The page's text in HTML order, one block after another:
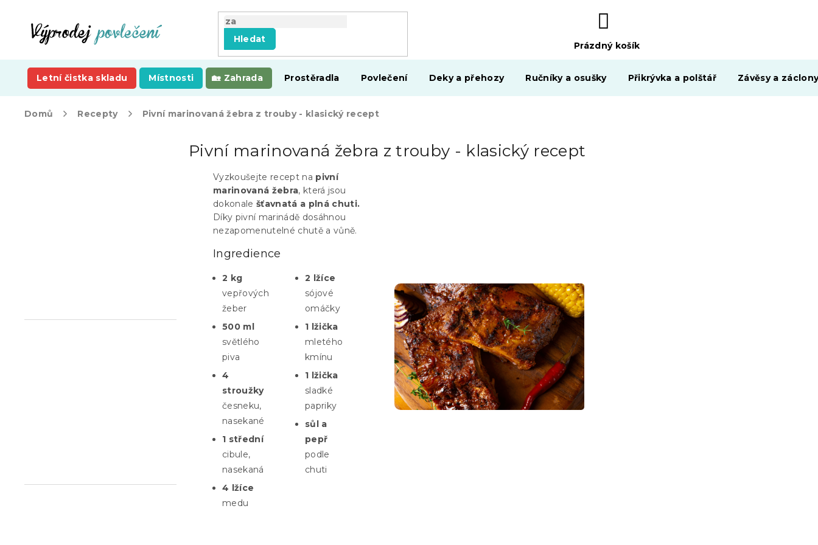
Hledat
NÁKUPNÍ
KOŠÍK
Prázdný košík
Letní čistka skladu Místnosti Zahrada Prostěradla Povlečení Deky a přehozy Ručníky a osušky Přikrývka a polštář Závěsy a
Domů Recepty Pivní marinovaná žebra z trouby - klasický recept
Pivní marinovaná žebra z trouby - klasický recept
Vyzkoušejte recept na pivní
marinovaná žebra, která jsou
dokonale šťavnatá a plná chuti.
Díky pivní marinádě dosáhnou
nezapomenutelné chutě a vůně.
Ingredience
2 kg
vepřových
žeber
500 ml
světlého
piva
4
stroužky
česneku,
nasekané
1 střední
cibule,
nasekaná
4 lžíce
medu
2 lžíce
sójové
omáčky
1 lžička
mletého
kmínu
1 lžička
sladké
papriky
sůl a
pepř
podle
chuti